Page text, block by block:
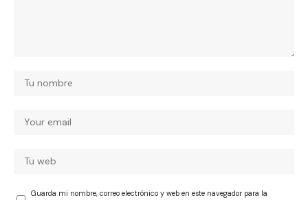
Guarda mi nombre, correo electrónico y web en este navegador para la